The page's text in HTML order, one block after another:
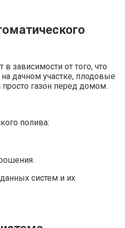
зависимости от того, что
дачном участке, плодовые
газон перед домом.
полива:
систем и их